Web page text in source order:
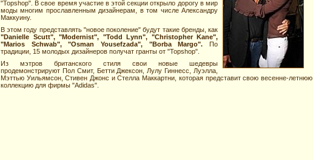
"Topshop". В свое время участие в этой секции открыло дорогу в мир
моды многим прославленным дизайнерам, в том числе Александру
Маккуину.
В этом году представлять "новое поколение" будут такие бренды, как
"Danielle Scutt", "Modernist", "Todd Lynn", "Christopher Kane",
"Marios Schwab", "Osman Yousefzada", "Borba Margo". По
традиции, 15 молодых дизайнеров получат гранты от "Topshop".
Из мэтров британского стиля свои новые шедевры
продемонстрируют Пол Смит, Бетти Джексон, Лулу Гиннесс, Луэлла,
Мэттью Уильямсон, Стивен Джонс и Стелла Маккартни, которая представит свою весенне-летнюю
коллекцию для фирмы "Adidas".